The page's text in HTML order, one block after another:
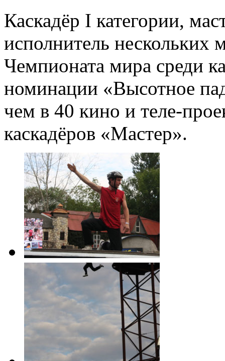
Каскадёр I категории,
исполнитель нескольких
Чемпионата мира среди
номинации «Высотное
чем в 40 кино и теле-
каскадёров «Мастер».